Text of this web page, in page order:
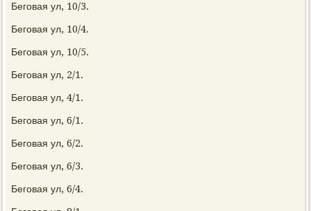
Беговая ул, 10/3.
Беговая ул, 10/4.
Беговая ул, 10/5.
Беговая ул, 2/1.
Беговая ул, 4/1.
Беговая ул, 6/1.
Беговая ул, 6/2.
Беговая ул, 6/3.
Беговая ул, 6/4.